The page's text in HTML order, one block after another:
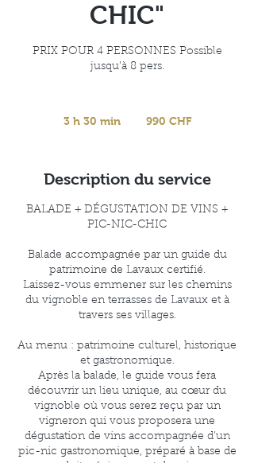
CHIC"
PRIX POUR 4 PERSONNES Possible
jusqu’à 8 pers.
3 h 30 min3
m
n
suisses
990 CHF
Description du service
BALADE + DÉGUSTATION DE VINS +
PIC-NIC-CHIC
Balade accompagnée par un guide du
patrimoine de Lavaux certifié.
Laissez-vous emmener sur les chemins
du vignoble en terrasses de Lavaux et à
travers ses villages.
Au menu : patrimoine culturel, historique
et gastronomique.
Après la balade, le guide vous fera
découvrir un lieu unique, au cœur du
vignoble où vous serez reçu par un
vigneron qui vous proposera une
dégustation de vins accompagnée d’un
pic-nic gastronomique, préparé à base de